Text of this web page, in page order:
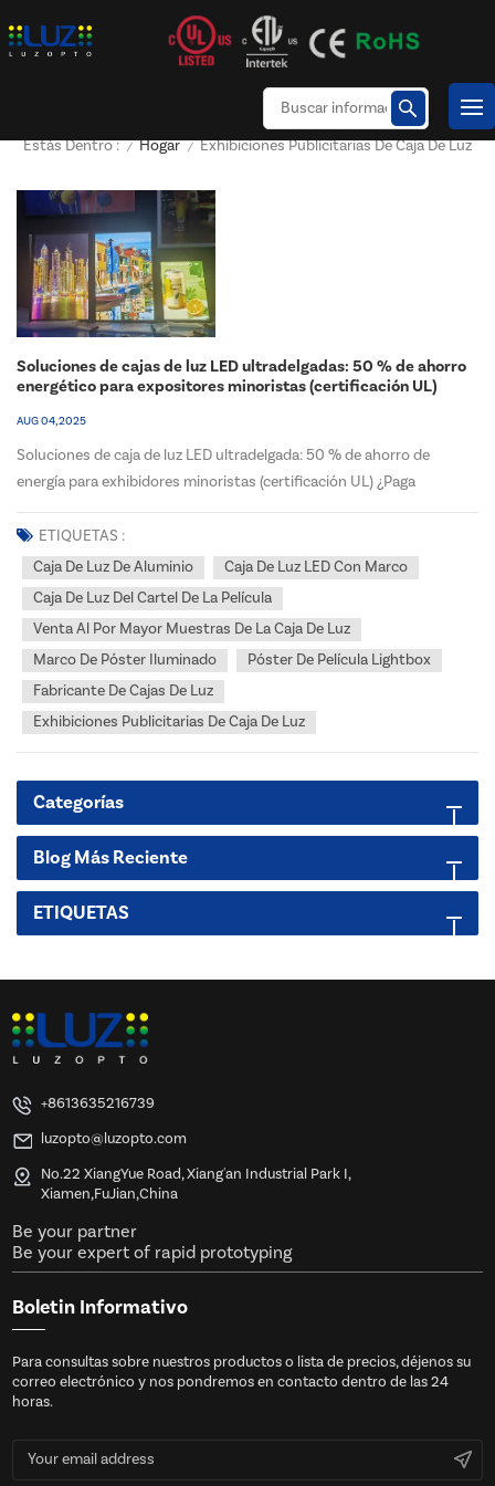
Estás Dentro : / Hogar / Exhibiciones Publicitarias De Caja De Luz
Soluciones de cajas de luz LED ultradelgadas: 50 % de ahorro
energético para expositores minoristas (certificación UL)
AUG 04, 2025
Soluciones de caja de luz LED ultradelgada: 50 % de ahorro de
energía para exhibidores minoristas (certificación UL) ¿Paga
demasiado por la iluminación de su expositor? Pásese a una
iluminación ultrafina con certificación UL.¿Es usted un minorista,
distribuidor o gerente de proyectos estadounidense...
ETIQUETAS :
Caja De Luz De Aluminio
Caja De Luz LED Con Marco
Caja De Luz Del Cartel De La Película
Venta Al Por Mayor Muestras De La Caja De Luz
Marco De Póster Iluminado
Póster De Película Lightbox
Fabricante De Cajas De Luz
Exhibiciones Publicitarias De Caja De Luz
Categorías
Blog Más Reciente
ETIQUETAS
+8613635216739
luzopto@luzopto.com
No.22 XiangYue Road, Xiang'an Industrial Park I,
Xiamen,FuJian,China
Be your partner
Be your expert of rapid prototyping
Boletin Informativo
Para consultas sobre nuestros productos o lista de precios, déjenos su
correo electrónico y nos pondremos en contacto dentro de las 24
horas.